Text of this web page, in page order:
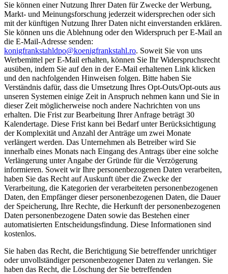
Sie können einer Nutzung Ihrer Daten für Zwecke der Werbung,
Markt- und Meinungsforschung jederzeit widersprechen oder sich
mit der künftigen Nutzung Ihrer Daten nicht einverstanden erklären.
Sie können uns die Ablehnung oder den Widerspruch per E-Mail an
die E-Mail-Adresse senden:
konigfrankstahldpo@koenigfrankstahl.ro. Soweit Sie von uns
Werbemittel per E-Mail erhalten, können Sie Ihr Widerspruchsrecht
ausüben, indem Sie auf den in der E-Mail erhaltenen Link klicken
und den nachfolgenden Hinweisen folgen. Bitte haben Sie
Verständnis dafür, dass die Umsetzung Ihres Opt-Outs/Opt-outs aus
unseren Systemen einige Zeit in Anspruch nehmen kann und Sie in
dieser Zeit möglicherweise noch andere Nachrichten von uns
erhalten. Die Frist zur Bearbeitung Ihrer Anfrage beträgt 30
Kalendertage. Diese Frist kann bei Bedarf unter Berücksichtigung
der Komplexität und Anzahl der Anträge um zwei Monate
verlängert werden. Das Unternehmen als Betreiber wird Sie
innerhalb eines Monats nach Eingang des Antrags über eine solche
Verlängerung unter Angabe der Gründe für die Verzögerung
informieren. Soweit wir Ihre personenbezogenen Daten verarbeiten,
haben Sie das Recht auf Auskunft über die Zwecke der
Verarbeitung, die Kategorien der verarbeiteten personenbezogenen
Daten, den Empfänger dieser personenbezogenen Daten, die Dauer
der Speicherung, Ihre Rechte, die Herkunft der personenbezogenen
Daten personenbezogene Daten sowie das Bestehen einer
automatisierten Entscheidungsfindung. Diese Informationen sind
kostenlos.
Sie haben das Recht, die Berichtigung Sie betreffender unrichtiger
oder unvollständiger personenbezogener Daten zu verlangen. Sie
haben das Recht, die Löschung der Sie betreffenden